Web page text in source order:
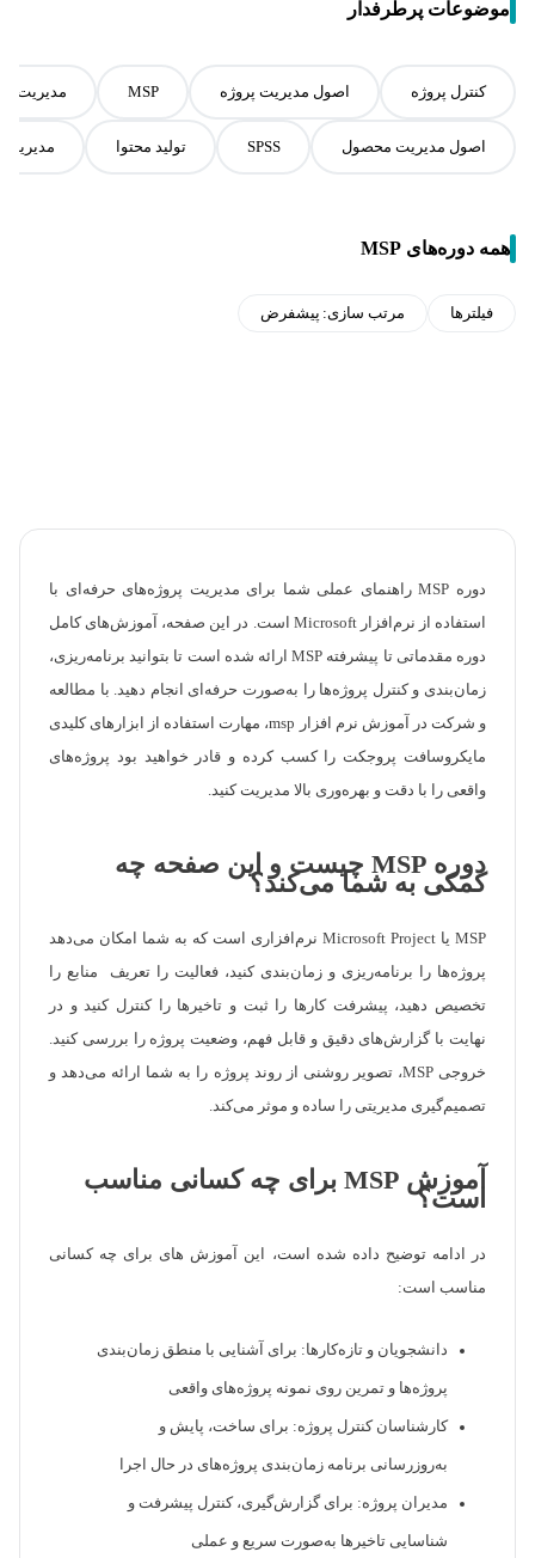
موضوعات پرطرفدار
کنترل پروژه اصول مدیریت پروژه MSP مدیریت
اصول مدیریت محصول SPSS تولید محتوا مدیریت
همه دوره‌های MSP
فیلترها مرتب سازی: پیشفرض
دوره MSP راهنمای عملی شما برای مدیریت پروژه‌های حرفه‌ای با
استفاده از نرم‌افزار Microsoft است. در این صفحه، آموزش‌های کامل
دوره مقدماتی تا پیشرفته MSP ارائه شده است تا بتوانید برنامه‌ریزی،
زمان‌بندی و کنترل پروژه‌ها را به‌صورت حرفه‌ای انجام دهید. با مطالعه
و شرکت در آموزش نرم افزار msp، مهارت استفاده از ابزارهای کلیدی
مایکروسافت پروجکت را کسب کرده و قادر خواهید بود پروژه‌های
واقعی را با دقت و بهره‌وری بالا مدیریت کنید.
دوره MSP چیست و این صفحه چه
کمکی به شما می‌کند؟
MSP یا Microsoft Project نرم‌افزاری است که به شما امکان می‌دهد
پروژه‌ها را برنامه‌ریزی و زمان‌بندی کنید، فعالیت را تعریف منابع را
تخصیص دهید، پیشرفت کارها را ثبت و تاخیرها را کنترل کنید و در
نهایت با گزارش‌های دقیق و قابل فهم، وضعیت پروژه را بررسی کنید.
خروجی MSP، تصویر روشنی از روند پروژه را به شما ارائه می‌دهد و
تصمیم‌گیری مدیریتی را ساده و موثر می‌کند.
آموزش MSP برای چه کسانی مناسب
است؟
در ادامه توضیح داده شده است، این آموزش های برای چه کسانی
مناسب است:
دانشجویان و تازه‌کارها: برای آشنایی با منطق زمان‌بندی
پروژه‌ها و تمرین روی نمونه پروژه‌های واقعی
کارشناسان کنترل پروژه: برای ساخت، پایش و
به‌روزرسانی برنامه زمان‌بندی پروژه‌های در حال اجرا
مدیران پروژه: برای گزارش‌گیری، کنترل پیشرفت و
شناسایی تاخیرها به‌صورت سریع و عملی